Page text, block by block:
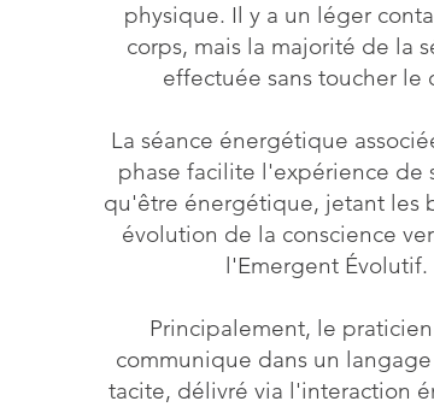
physique. Il y a un léger
corps, mais la majorité de la
effectuée sans toucher le
La séance énergétique
phase facilite l'expérience de
qu'être énergétique, jetant les
évolution de la conscience
l'Emergent Évolutif.
Principalement, le
communique dans un
tacite, délivré via l'interaction